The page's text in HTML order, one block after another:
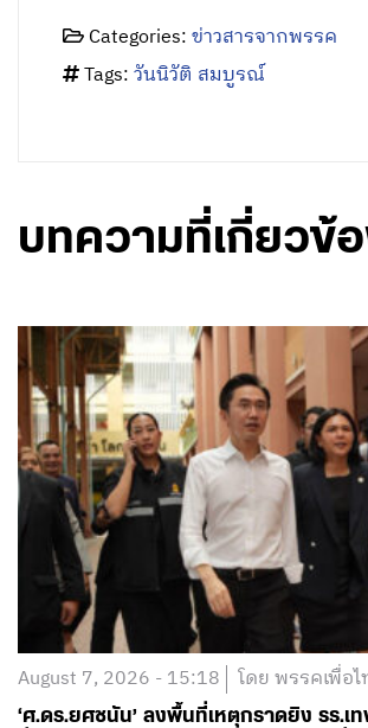
Categories:ข่าวสารจากพรรค
Tags:วันนิวัติ สมบูรณ์
บทความที่เกี่ยวข้
August 7, 2026 - 15:18 โดย พรรคเพื่อ
‘ศ.ดร.ยศชนัน’ ลงพื้นที่เหตุกราดยิง รร.